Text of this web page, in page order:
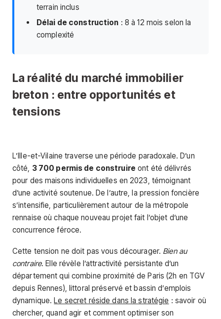
terrain inclus
Délai de construction : 8 à 12 mois selon la
complexité
La réalité du marché immobilier
breton : entre opportunités et
tensions
L’Ille-et-Vilaine traverse une période paradoxale. D’un
côté, 3 700 permis de construire ont été délivrés
pour des maisons individuelles en 2023, témoignant
d’une activité soutenue. De l’autre, la pression foncière
s’intensifie, particulièrement autour de la métropole
rennaise où chaque nouveau projet fait l’objet d’une
concurrence féroce.
Cette tension ne doit pas vous décourager. Bien au
contraire. Elle révèle l’attractivité persistante d’un
département qui combine proximité de Paris (2h en TGV
depuis Rennes), littoral préservé et bassin d’emplois
dynamique. Le secret réside dans la stratégie : savoir où
chercher, quand agir et comment optimiser son